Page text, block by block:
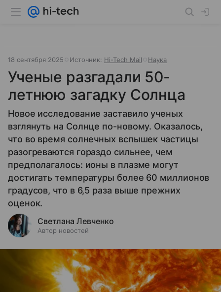
18 сентября 2025 Источник: Hi-Tech Mail Наука
Ученые разгадали 50-
летнюю загадку Солнца
Новое исследование заставило ученых
взглянуть на Солнце по-новому. Оказалось,
что во время солнечных вспышек частицы
разогреваются гораздо сильнее, чем
предполагалось: ионы в плазме могут
достигать температуры более 60 миллионов
градусов, что в 6,5 раза выше прежних
оценок.
Светлана Левченко
Автор новостей